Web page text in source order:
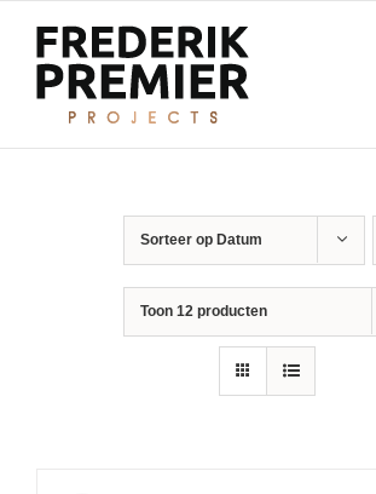
inhoud
Sorteer op Datum
Toon 12 producten